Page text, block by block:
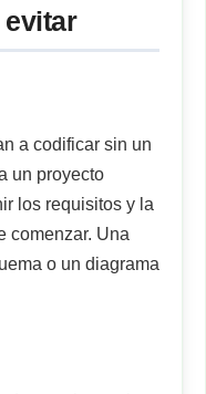
evitar
a codificar sin un
un proyecto
los requisitos y la
comenzar. Una
o un diagrama